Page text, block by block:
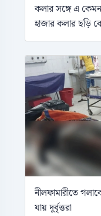
কলার সঙ্গে এ
হাজার কলার ছড়ি
নীলফামারীতে
যায় দুর্বৃত্তরা